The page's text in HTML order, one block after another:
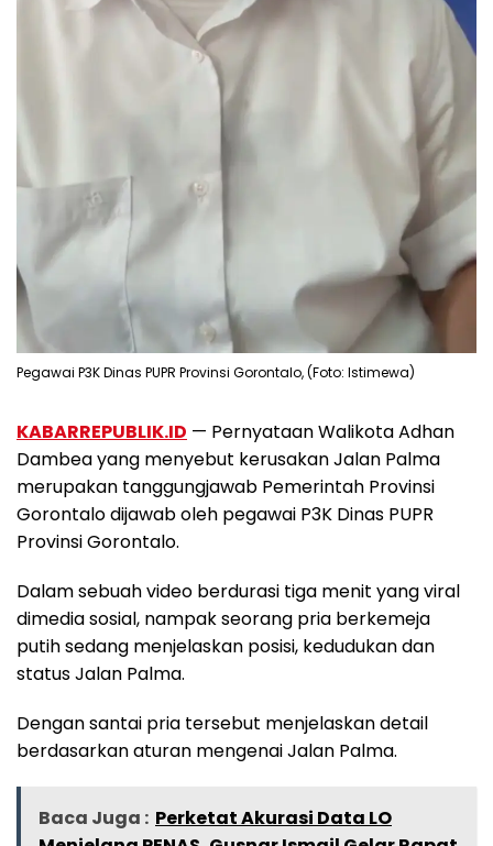
Pegawai P3K Dinas PUPR Provinsi Gorontalo, (Foto: Istimewa)
KABARREPUBLIK.ID — Pernyataan Walikota Adhan
Dambea yang menyebut kerusakan Jalan Palma
merupakan tanggungjawab Pemerintah Provinsi
Gorontalo dijawab oleh pegawai P3K Dinas PUPR
Provinsi Gorontalo.
Dalam sebuah video berdurasi tiga menit yang viral
dimedia sosial, nampak seorang pria berkemeja
putih sedang menjelaskan posisi, kedudukan dan
status Jalan Palma.
Dengan santai pria tersebut menjelaskan detail
berdasarkan aturan mengenai Jalan Palma.
Baca Juga : Perketat Akurasi Data LO